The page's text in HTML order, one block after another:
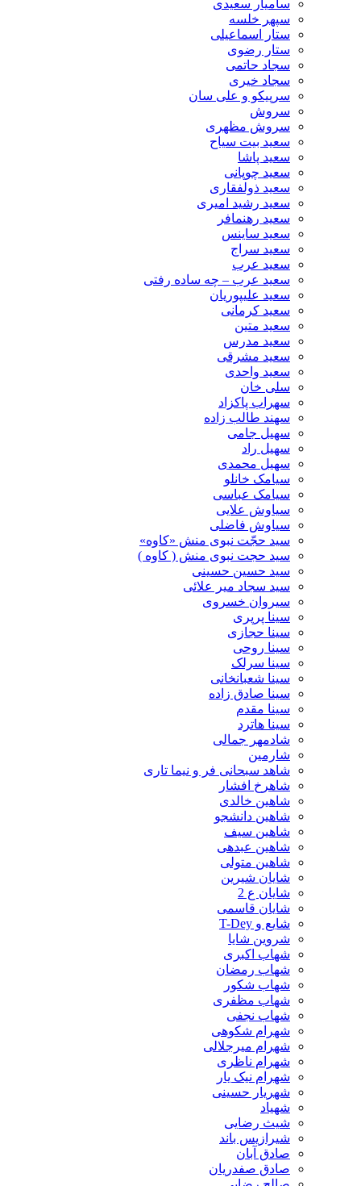
سامیار سعیدی
سپهر خلسه
ستار اسماعیلی
ستار رضوی
سجاد حاتمی
سجاد خیری
سرپیکو و علی سان
سروش
سروش مظهری
سعید بیت سیاح
سعید پاشا
سعید چوپانی
سعید ذولفقاری
سعید رشید امیری
سعید رهنمافر
سعید ساینس
سعید سراج
سعید عرب
سعید عرب – چه ساده رفتی
سعید علیپوریان
سعید کرمانی
سعید متین
سعید مدرس
سعید مشرقی
سعید واحدی
سلی خان
سهراب پاکزاد
سهند طالب زاده
سهیل جامی
سهیل راد
سهیل محمدی
سیامک خانلو
سیامک عباسی
سیاوش علایی
سیاوش فاضلی
سید حجّت نبوی منش «کاوه»
سید حجت نبوی منش ( کاوه )
سید حسین حسینى
سید سجاد میر علائی
سیروان خسروی
سینا پرپری
سینا حجازی
سینا روحی
سینا سرلک
سینا شعبانخانی
سینا صادق زاده
سینا مقدم
سینا هاترد
شادمهر جمالی
شارمین
شاهد سبحانی فر و نیما تاری
شاهرخ افشار
شاهین خالدی
شاهین دانشجو
شاهین سیف
شاهین عبدهی
شاهین متولی
شایان شیرین
شایان ع 2
شایان قاسمی
شایع و T-Dey
شروین شایا
شهاب اکبری
شهاب رمضان
شهاب شکور
شهاب مظفری
شهاب نجفی
شهرام شکوهی
شهرام میرجلالی
شهرام ناظری
شهرام نیک یار
شهریار حسینی
شهیاد
شیث رضایی
شیرازیس باند
صادق آبان
صادق صفدریان